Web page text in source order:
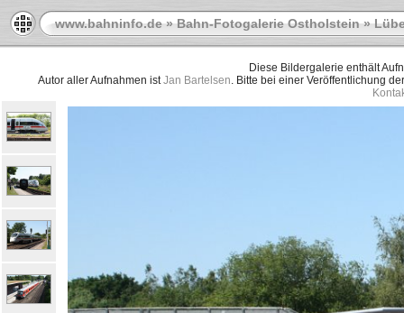
www.bahninfo.de»Bahn-Fotogalerie Ostholstein»
Diese Bildergalerie enthält
Autor aller Aufnahmen istJan Bartelsen. Bitte bei einer Veröffentlichung